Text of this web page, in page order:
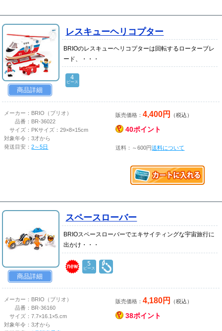
商品詳細
レスキューヘリコプター
BRIOのレスキューヘリコプターは回転するローターブレ
ード、・・・
4
ピース
メーカー： BRIO（ブリオ）
品番： BR-36022
サイズ： PKサイズ：29×8×15cm
対象年令：3才から
発送目安：2～5日
販売価格：4,400円 （税込）
40ポイント
送料：～600円送料について
商品詳細
スペースローバー
BRIOスペースローバーでエキサイティングな宇宙旅行に
出かけ・・・
5
ピース
メーカー： BRIO（ブリオ）
品番： BR-36160
サイズ：7.7×16.1×5.cm
対象年令：3才から
販売価格：4,180円 （税込）
38ポイント